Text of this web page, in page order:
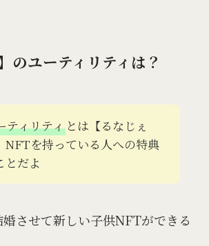
のユーティリティは？
ティリティとは【るなじぇ
NFTを持っている人への特典
とだよ
婚させて新しい子供NFTができる